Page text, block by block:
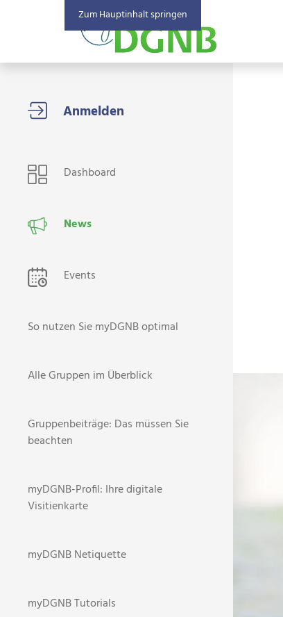
Zum Hauptinhalt springen
USER NAVIGATION
Dashboard
News
Events
So nutzen Sie myDGNB optimal
Alle Gruppen im Überblick
Gruppenbeiträge: Das müssen Sie
beachten
myDGNB-Profil: Ihre digitale
Visitienkarte
myDGNB Netiquette
myDGNB Tutorials